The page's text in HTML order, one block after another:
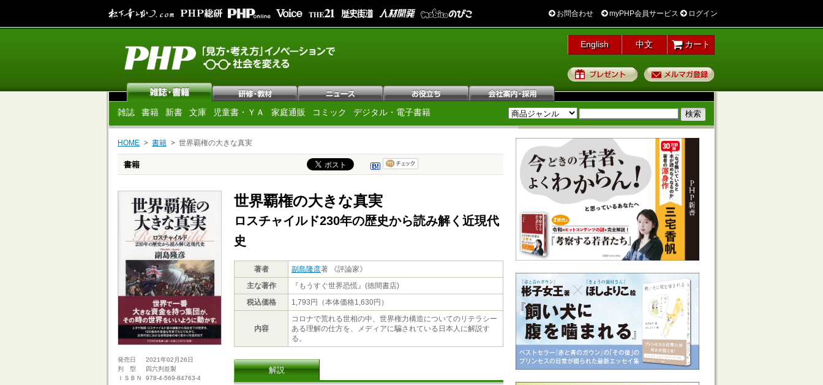
お問合わせ myPHP会員サービス ログイン
English 中文 カート
プレゼント
雑誌 書籍 新書 文庫 児童書・ＹＡ 家庭通販 コミック デジタル・電子書籍
HOME 書籍 世界覇権の大きな真実
書籍
発売日
2021年02月26日
判 型
四六判並製
ＩＳＢＮ
978-4-569-84763-4
世界覇権の大きな真実
ロスチャイルド230年の歴史から読み解く近現代
史
著者 副島隆彦著 《評論家》
主な著作
『もうすぐ世界恐慌』(徳間書店)
税込価格
1,793円（本体価格1,630円）
内容
コロナで荒れる世相の中、世界権力構造についてのリテラシー
ある理解の仕方を、メディアに騙されている日本人に解説す
る。
解説